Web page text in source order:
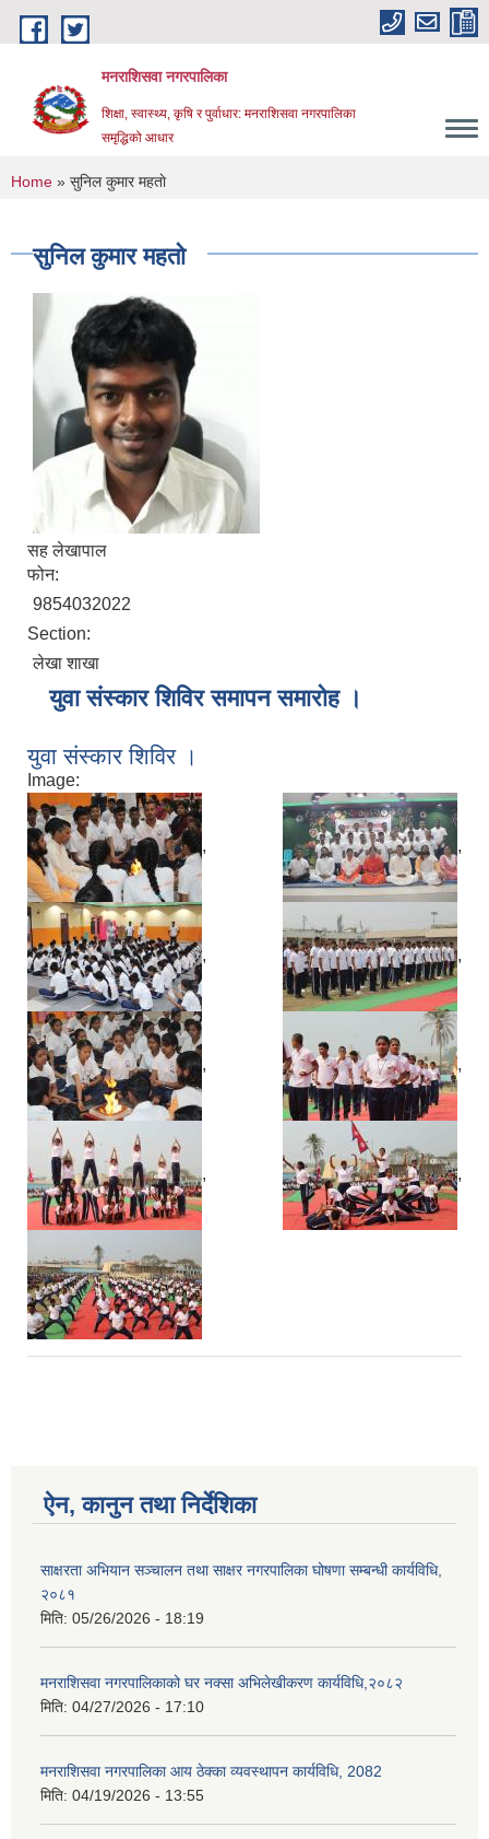
Skip to main content
मनराशिसवा नगरपालिका
शिक्षा, स्वास्थ्य, कृषि र पुर्वाधार: मनराशिसवा नगरपालिका
समृद्धिको आधार
You are here
Home » सुनिल कुमार महताे
सुनिल कुमार महताे
सह लेखापाल
फोन:
9854032022
Section:
लेखा शाखा
युवा संस्कार शिविर समापन समारोह ।
युवा संस्कार शिविर ।
Image:
, ,
, ,
, ,
, ,
ऐन, कानुन तथा निर्देशिका
साक्षरता अभियान सञ्चालन तथा साक्षर नगरपालिका घोषणा सम्बन्धी कार्यविधि,
२०८१
मिति: 05/26/2026 - 18:19
मनराशिसवा नगरपालिकाको घर नक्सा अभिलेखीकरण कार्यविधि,२०८२
मिति: 04/27/2026 - 17:10
मनराशिसवा नगरपालिका आय ठेक्का व्यवस्थापन कार्यविधि, 2082
मिति: 04/19/2026 - 13:55